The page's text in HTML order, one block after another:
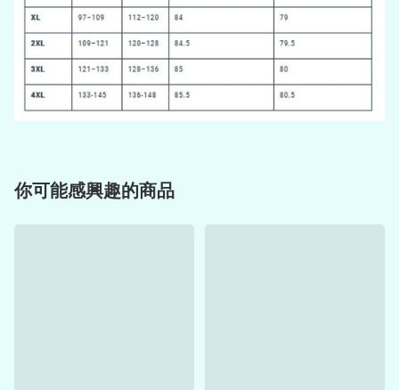
你可能感興趣的商品